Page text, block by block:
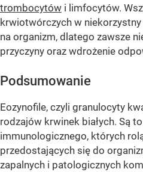
trombocytów i limfocytów.
krwiotwórczych w
na organizm, dlatego zawsze
przyczyny oraz wdrożenie
Podsumowanie
Eozynofile, czyli granulocyty
rodzajów krwinek białych. Są
immunologicznego, których
przedostających się do
zapalnych i patologicznych